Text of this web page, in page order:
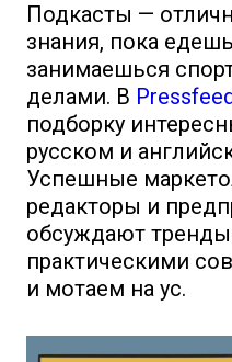
Подкасты —
знания, пока
занимаешься
делами. В
подборку
русском и
Успешные
редакторы и
обсуждают
практическими
и мотаем на ус.